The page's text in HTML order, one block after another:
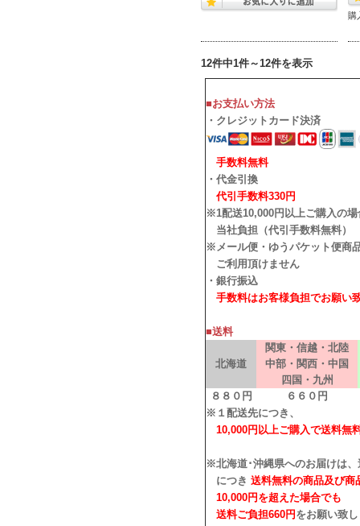
購
12件中1件～12件を表示
■お支払い方法
・クレジットカード決済
手数料無料
・代金引換
代引手数料330円
※1配送10,000円以上ご購入の場
当社負担（代引手数料無料）
※メール便・ゆうパケット便商
ご利用頂けません
・銀行振込
手数料はお客様負担でお願い
■送料
北海道
関東・信越・北陸
中部・関西・中国
四国・九州
８８０円
６６０円
※１配送先につき、
10,000円以上ご購入で送料無
※北海道･沖縄県へのお届けは、
につき 送料無料の商品及び商
10,000円を超えた場合でも
送料ご負担660円 をお願い致